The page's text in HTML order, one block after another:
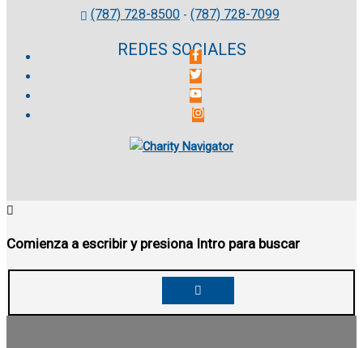
(787) 728-8500 - (787) 728-7099
REDES SOCIALES
Comienza a escribir y presiona Intro para buscar